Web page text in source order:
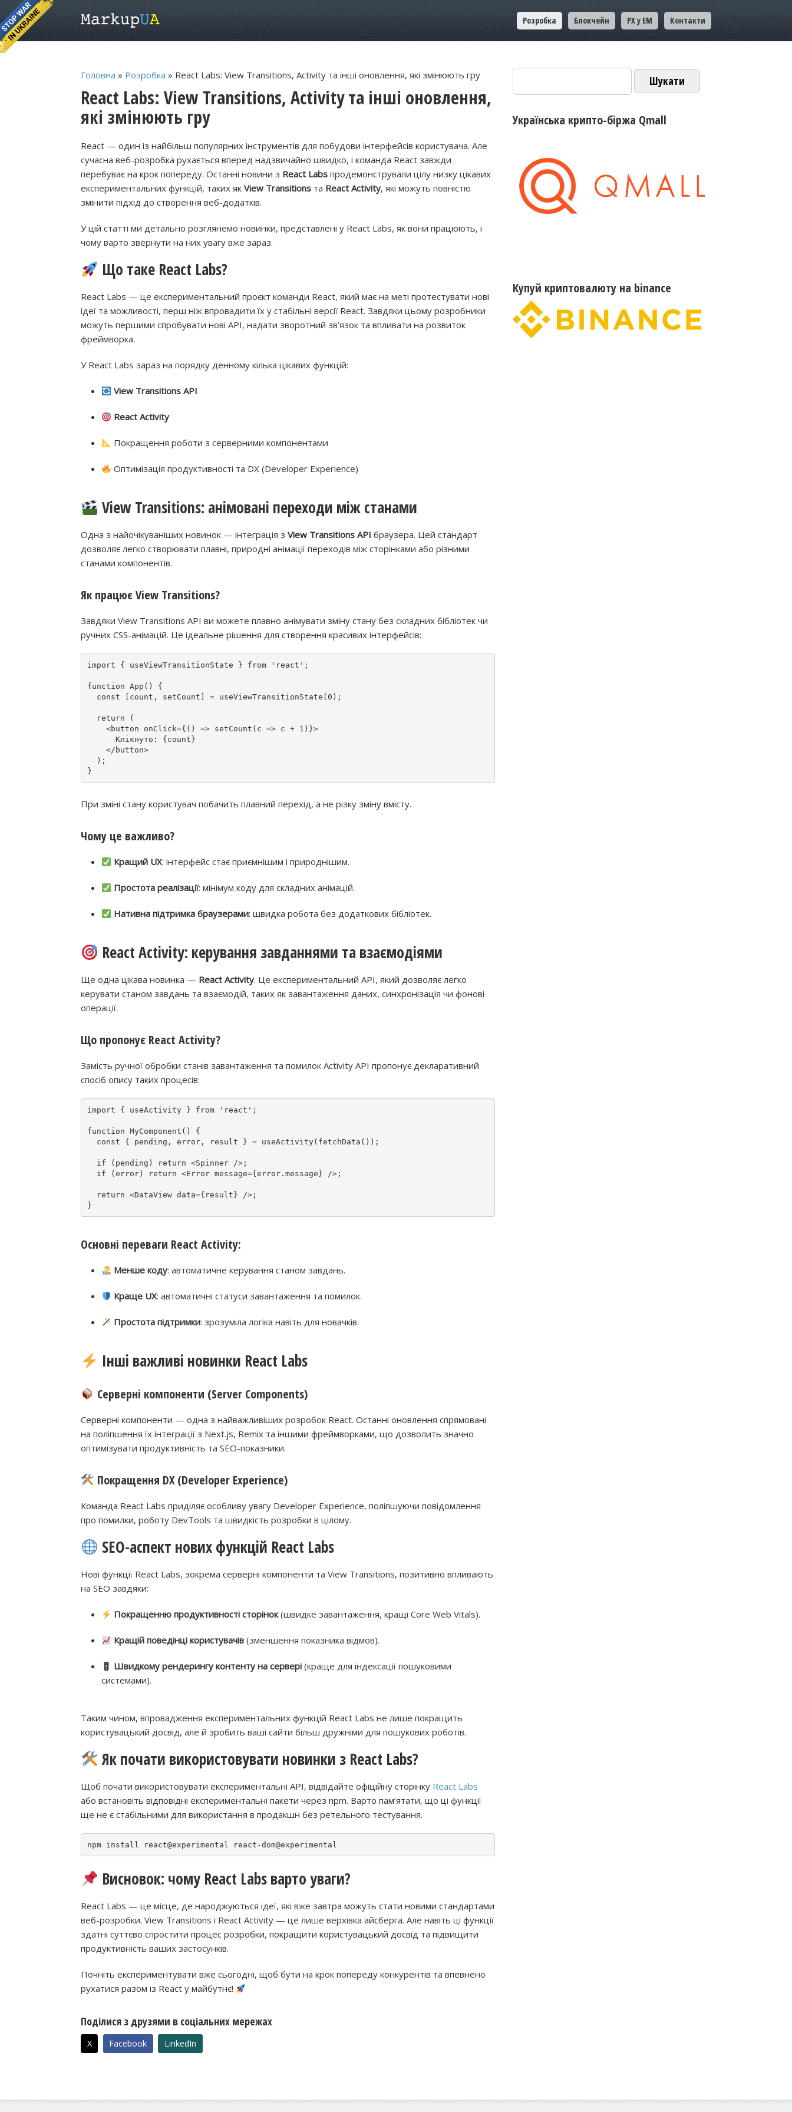
Головна » Розробка » React Labs: View Transitions, Activity та інші оновлення, які змінюють гру
React Labs: View Transitions, Activity та інші оновлення,
які змінюють гру
React — один із найбільш популярних інструментів для побудови інтерфейсів користувача. Але
сучасна веб-розробка рухається вперед надзвичайно швидко, і команда React завжди
перебуває на крок попереду. Останні новини з React Labs продемонстрували цілу низку цікавих
експериментальних функцій, таких як View Transitions та React Activity, які можуть повністю
змінити підхід до створення веб-додатків.
У цій статті ми детально розглянемо новинки, представлені у React Labs, як вони працюють, і
чому варто звернути на них увагу вже зараз.
Що таке React Labs?
React Labs — це експериментальний проєкт команди React, який має на меті протестувати нові
ідеї та можливості, перш ніж впровадити їх у стабільні версії React. Завдяки цьому розробники
можуть першими спробувати нові API, надати зворотний зв’язок та впливати на розвиток
фреймворка.
У React Labs зараз на порядку денному кілька цікавих функцій:
View Transitions API
React Activity
Покращення роботи з серверними компонентами
Оптимізація продуктивності та DX (Developer Experience)
View Transitions: анімовані переходи між станами
Одна з найочікуваніших новинок — інтеграція з View Transitions API браузера. Цей стандарт
дозволяє легко створювати плавні, природні анімації переходів між сторінками або різними
станами компонентів.
Як працює View Transitions?
Завдяки View Transitions API ви можете плавно анімувати зміну стану без складних бібліотек чи
ручних CSS-анімацій. Це ідеальне рішення для створення красивих інтерфейсів:
import { useViewTransitionState } from 'react' ;
function App () {
const [count, setCount] = useViewTransitionState (0 );
return (
<button onClick={()
=> setCount(c => c + 1)}>
</ button>
При зміні стану користувач побачить плавний перехід, а не різку зміну вмісту.
Чому це важливо?
Кращий UX: інтерфейс стає приємнішим і природнішим.
Простота реалізації: мінімум коду для складних анімацій.
Нативна підтримка браузерами: швидка робота без додаткових бібліотек.
React Activity: керування завданнями та взаємодіями
Ще одна цікава новинка — React Activity. Це експериментальний API, який дозволяє легко
керувати станом завдань та взаємодій, таких як завантаження даних, синхронізація чи фонові
операції.
Що пропонує React Activity?
Замість ручної обробки станів завантаження та помилок Activity API пропонує декларативний
спосіб опису таких процесів:
import { useActivity } from 'react' ;
function MyComponent () {
const { pending, error, result } = useActivity( fetchData ());
if (pending) return <Spinner />;
if (error) return <Error message={error.message} />;
return <DataView data={result} />;
Основні переваги React Activity:
Менше коду: автоматичне керування станом завдань.
Краще UX: автоматичні статуси завантаження та помилок.
Простота підтримки: зрозуміла логіка навіть для новачків.
Інші важливі новинки React Labs
Серверні компоненти (Server Components)
Серверні компоненти — одна з найважливіших розробок React. Останні оновлення спрямовані
на поліпшення їх інтеграції з Next.js, Remix та іншими фреймворками, що дозволить значно
оптимізувати продуктивність та SEO-показники.
Покращення DX (Developer Experience)
Команда React Labs приділяє особливу увагу Developer Experience, поліпшуючи повідомлення
про помилки, роботу DevTools та швидкість розробки в цілому.
SEO-аспект нових функцій React Labs
Нові функції React Labs, зокрема серверні компоненти та View Transitions, позитивно впливають
на SEO завдяки:
Покращенню продуктивності сторінок(швидке завантаження, кращі Core Web Vitals).
Кращій поведінці користувачів (зменшення показника відмов).
Швидкому рендерингу контенту на сервері (краще для індексації пошуковими
системами).
Таким чином, впровадження експериментальних функцій React Labs не лише покращить
користувацький досвід, але й зробить ваші сайти більш дружніми для пошукових роботів.
Як почати використовувати новинки з React Labs?
Щоб почати використовувати експериментальні API, відвідайте офіційну сторінку React Labs
або встановіть відповідні експериментальні пакети через npm. Варто пам’ятати, що ці функції
ще не є стабільними для використання в продакшн без ретельного тестування.
Висновок: чому React Labs варто уваги?
React Labs — це місце, де народжуються ідеї, які вже завтра можуть стати новими стандартами
веб-розробки. View Transitions і React Activity — це лише верхівка айсберга. Але навіть ці функції
здатні суттєво спростити процес розробки, покращити користувацький досвід та підвищити
продуктивність ваших застосунків.
Почніть експериментувати вже сьогодні, щоб бути на крок попереду конкурентів та впевнено
рухатися разом із React у майбутнє!
Поділися з друзями в соціальних мережах
X Facebook LinkedIn
Українська крипто-біржа Qmall
Купуй криптовалюту на binance
Розробка Блокчейн PX у EM Контакти